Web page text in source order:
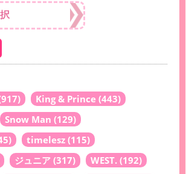
King & Prince (443)
Snow Man (129)
timelesz (115)
ジュニア (317) WEST. (192)